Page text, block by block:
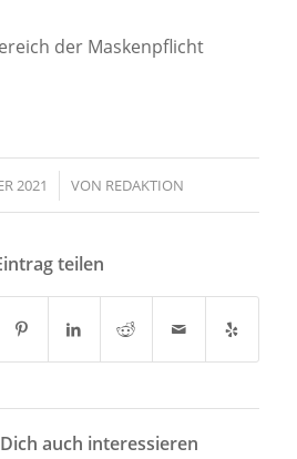
der Maskenpflicht
2021 VON REDAKTION
teilen
auch interessieren